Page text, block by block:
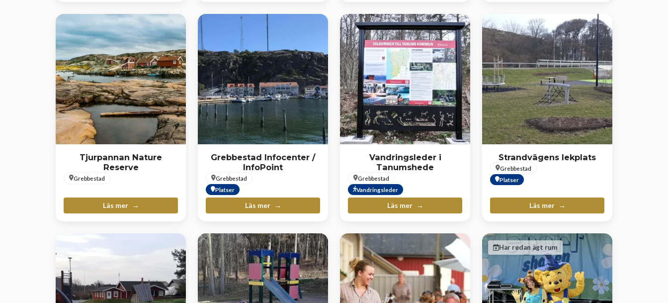
Tjurpannan Nature
Reserve
Grebbestad
Läs mer
Grebbestad Infocenter /
InfoPoint
Grebbestad
Platser
Läs mer
Vandringsleder i
Tanumshede
Grebbestad
Vandringsleder
Läs mer
Strandvägens lekplats
Grebbestad
Platser
Läs mer
Har redan ägt rum